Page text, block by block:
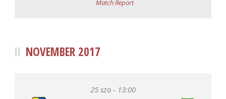
Match Report
NOVEMBER 2017
25 szo - 13:00